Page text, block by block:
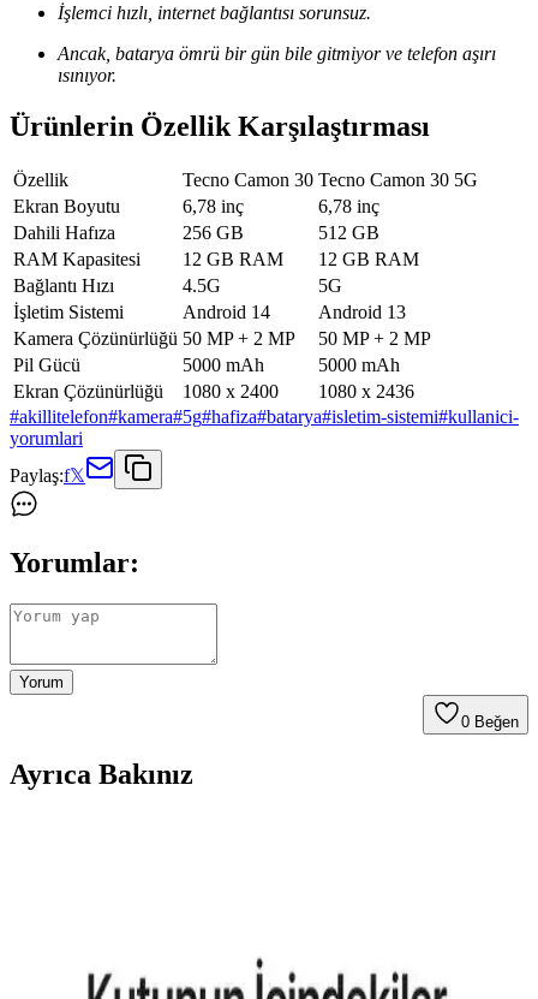
İşlemci hızlı, internet bağlantısı sorunsuz.
Ancak, batarya ömrü bir gün bile gitmiyor ve telefon aşırı
ısınıyor.
Ürünlerin Özellik Karşılaştırması
Özellik Tecno Camon 30 Tecno Camon 30 5G
Ekran Boyutu
6,78 inç
6,78 inç
Dahili Hafıza
256 GB
512 GB
RAM Kapasitesi
12 GB RAM
12 GB RAM
Bağlantı Hızı
4.5G
5G
İşletim Sistemi
Android 14
Android 13
Kamera Çözünürlüğü 50 MP + 2 MP
50 MP + 2 MP
Pil Gücü
5000 mAh
5000 mAh
Ekran Çözünürlüğü
1080 x 2400
1080 x 2436
#akillitelefon#kamera#5g#hafiza#batarya#isletim-sistemi#kullanici-
yorumlari
Paylaş:f𝕏
Yorumlar:
Yorum
0 Beğen
Ayrıca Bakınız
tasarım ve fonksiyonellik açısından bilgiler içerir.